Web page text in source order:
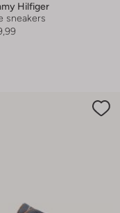
Hilfiger
sneakers